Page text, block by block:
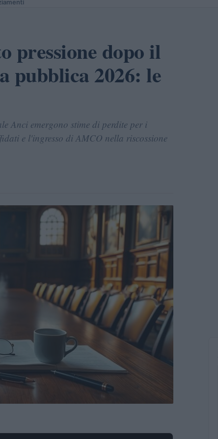
pressione dopo il
pubblica 2026: le
Anci emergono stime di perdite per i
e l'ingresso di AMCO nella riscossione